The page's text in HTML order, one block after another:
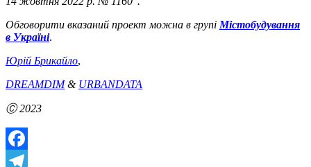
Обговорити вказаний проект можна в групі Містобудування
в Україні.
Юрій Брикайло,
DREAMDIM& URBANDATA
Ⓒ 2023
Facebook